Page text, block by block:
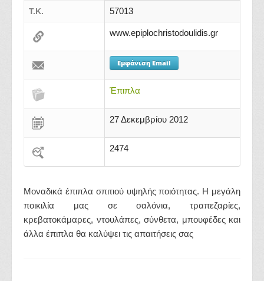
Τ.Κ. 57013
www.epiplochristodoulidis.gr
Εμφάνιση Email
Έπιπλα
27 Δεκεμβρίου 2012
2474
Μοναδικά έπιπλα σπιτιού υψηλής ποιότητας. Η μεγάλη
ποικιλία μας σε σαλόνια, τραπεζαρίες,
κρεβατοκάμαρες, ντουλάπες, σύνθετα, μπουφέδες και
άλλα έπιπλα θα καλύψει τις απαιτήσεις σας